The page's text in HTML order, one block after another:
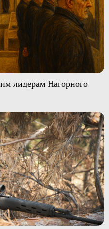
лидерам Нагорного